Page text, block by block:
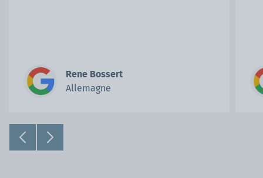
Rene Bossert
Allemagne